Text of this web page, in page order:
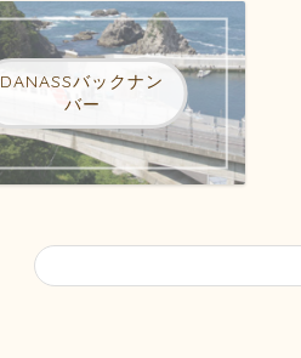
DANASSバックナン
バー